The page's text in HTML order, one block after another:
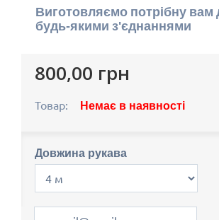
Виготовляємо потрібну вам
будь-якими з'єднаннями
800,00 грн
Товар: Немає в наявності
Довжина рукава